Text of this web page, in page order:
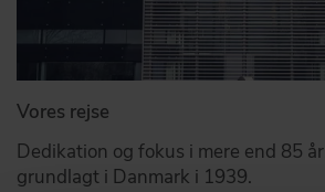
Vores rejse
Dedikation og fokus i mere end 85
grundlagt i Danmark i 1939.